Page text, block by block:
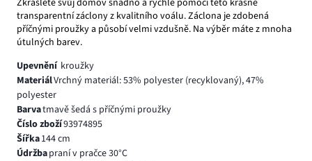
transparentní záclony z kvalitního voálu. Záclona je zdobená
příčnými proužky a působí velmi vzdušně. Na výběr máte z mnoha
útulných barev.
Upevnění kroužky
MateriálVrchný materiál: 53% polyester (recyklovaný), 47%
polyester
Barvatmavě šedá s příčnými proužky
Číslo zboží93974895
Šířka144 cm
Údržbapraní v pračce 30°C